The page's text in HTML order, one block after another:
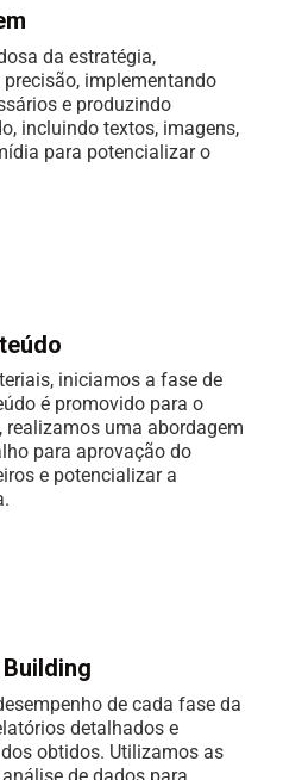
da estratégia,
implementando
e produzindo
incluindo textos, imagens,
para potencializar o
iniciamos a fase de
é promovido para o
realizamos uma abordagem
para aprovação do
e potencializar a
de cada fase da
detalhados e
obtidos. Utilizamos as